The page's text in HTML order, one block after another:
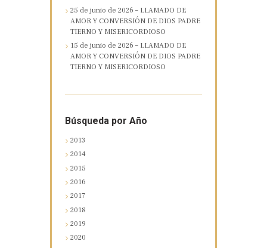
25 de junio de 2026 – LLAMADO DE
AMOR Y CONVERSIÓN DE DIOS PADRE
TIERNO Y MISERICORDIOSO
15 de junio de 2026 – LLAMADO DE
AMOR Y CONVERSIÓN DE DIOS PADRE
TIERNO Y MISERICORDIOSO
Búsqueda por Año
2013
2014
2015
2016
2017
2018
2019
2020